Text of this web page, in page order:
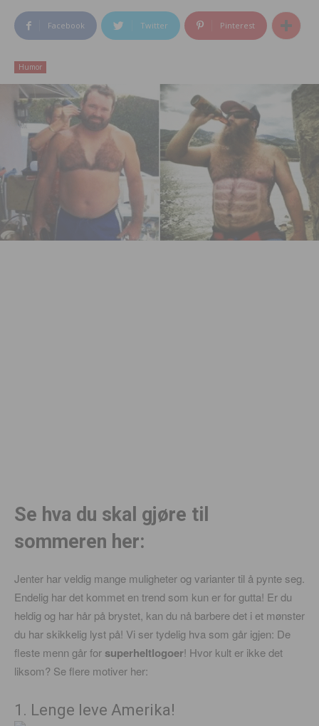
Facebook Twitter Pinterest
Humor
Se hva du skal gjøre til
sommeren her:
Jenter har veldig mange muligheter og varianter til å pynte seg.
Endelig har det kommet en trend som kun er for gutta! Er du
heldig og har hår på brystet, kan du nå barbere det i et mønster
du har skikkelig lyst på! Vi ser tydelig hva som går igjen: De
fleste menn går for superheltlogoer! Hvor kult er ikke det
liksom? Se flere motiver her:
1. Lenge leve Amerika!